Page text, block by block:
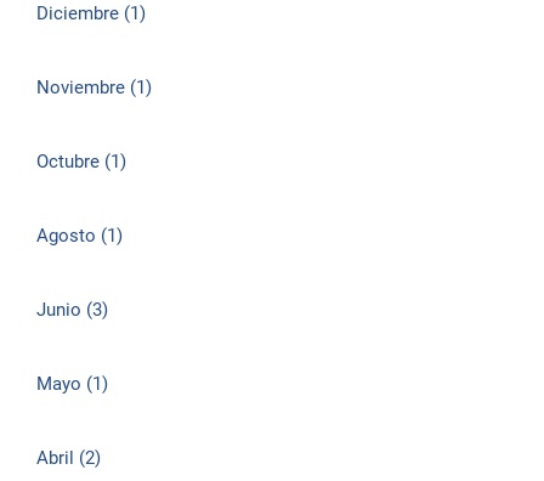
Diciembre (1)
Noviembre (1)
Octubre (1)
Agosto (1)
Junio (3)
Mayo (1)
Abril (2)